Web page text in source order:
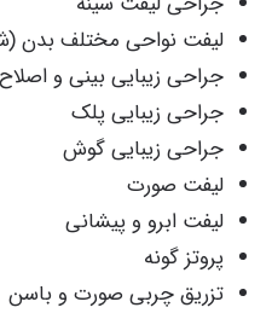
لیفت نواحی مختلف بدن
جراحی زیبایی بینی و
جراحی زیبایی پلک
جراحی زیبایی گوش
لیفت صورت
لیفت ابرو و پیشانی
پروتز گونه
تزریق چربی صورت و باسن